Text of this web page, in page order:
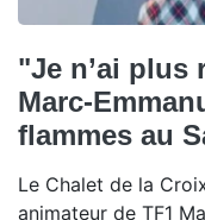
"Je n’ai plus
Marc-
flammes au
Le Chalet de la
animateur de TF1